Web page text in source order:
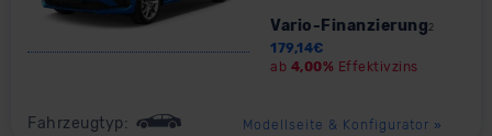
Vario-Finanzierung 2
179,14€
ab 4,00% Effektivzins
Fahrzeugtyp: Modellseite & Konfigurator »